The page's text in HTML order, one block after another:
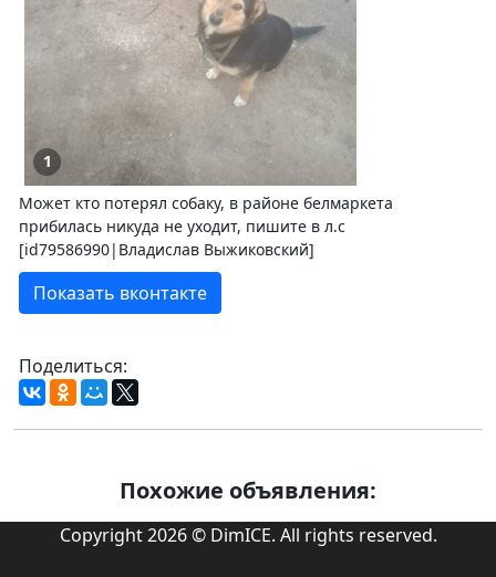
1
Может кто потерял собаку, в районе белмаркета
прибилась никуда не уходит, пишите в л.с
[id79586990|Владислав Выжиковский]
Показать вконтакте
Поделиться:
Похожие объявления:
Copyright 2026 © DimICE. All rights reserved.